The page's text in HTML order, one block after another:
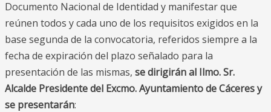
Documento Nacional de Identidad y manifestar que
reúnen todos y cada uno de los requisitos exigidos en la
base segunda de la convocatoria, referidos siempre a la
fecha de expiración del plazo señalado para la
presentación de las mismas, se dirigirán al Ilmo. Sr.
Alcalde Presidente del Excmo. Ayuntamiento de Cáceres y
se presentarán: